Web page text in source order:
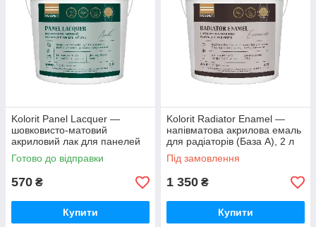
Kolorit Panel Lacquer —
шовковисто-матовий
акриловий лак для панелей
(База EP), 0,9 л
Готово до відправки
570 ₴
Купити
Kolorit Radiator Enamel —
напівматова акрилова емаль
для радіаторів (База А), 2 л
Під замовлення
1 350 ₴
Купити